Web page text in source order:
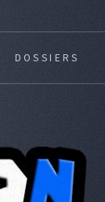
DOSSIERS